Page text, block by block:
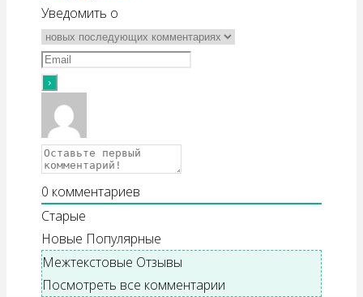
Уведомить о
0 комментариев
Старые
Новые Популярные
Межтекстовые Отзывы
Посмотреть все комментарии